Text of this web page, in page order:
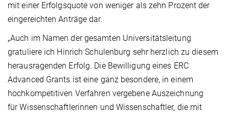
mit einer Erfolgsquote von weniger als zehn Prozent der
eingereichten Anträge dar.
„Auch im Namen der gesamten Universitätsleitung
gratuliere ich Hinrich Schulenburg sehr herzlich zu diesem
herausragenden Erfolg. Die Bewilligung eines ERC
Advanced Grants ist eine ganz besondere, in einem
hochkompetitiven Verfahren vergebene Auszeichnung
für Wissenschaftlerinnen und Wissenschaftler, die mit